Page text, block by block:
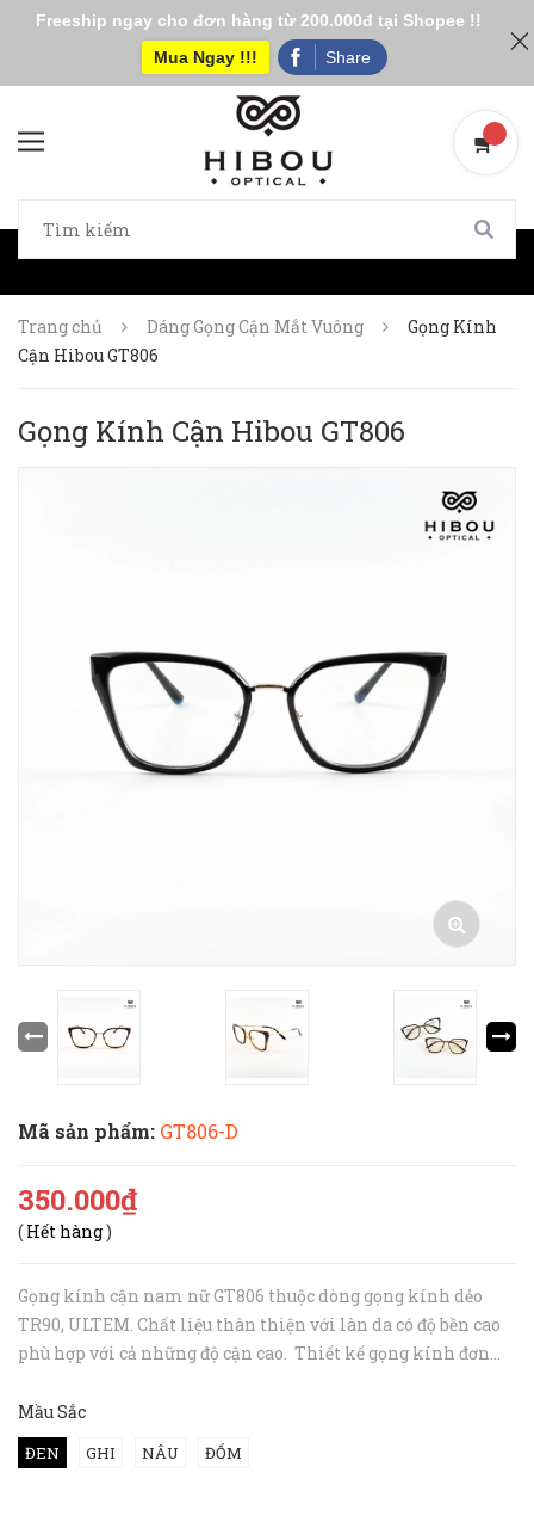
Trang chủ Dáng Gọng Cận Mắt Vuông
Gọng Kính
Cận Hibou GT806
Gọng Kính Cận Hibou GT806
Mã sản phẩm: GT806-D
350.000₫
( Hết hàng)
Gọng kính cận nam nữ GT806 thuộc dòng gọng kính dẻo
TR90, ULTEM. Chất liệu thân thiện với làn da có độ bền cao
phù hợp với cả những độ cận cao. Thiết kế gọng kính đơn
Đặc biệt, mẫ...
Mầu Sắc
ĐEN GHI NÂU ĐỐM
Freeship ngay cho đơn hàng từ 200.000đ tại Shopee !!
Mua Ngay !!!
Share